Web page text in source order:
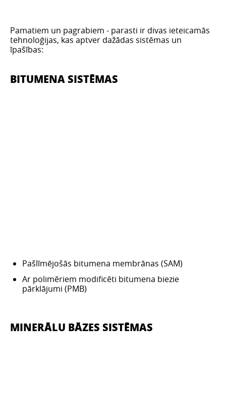
Pamatiem un pagrabiem - parasti ir divas ieteicamās
tehnoloģijas, kas aptver dažādas sistēmas un
īpašības:
BITUMENA SISTĒMAS
Pašlīmējošās bitumena membrānas (SAM)
Ar polimēriem modificēti bitumena biezie
pārklājumi (PMB)
MINERĀLU BĀZES SISTĒMAS